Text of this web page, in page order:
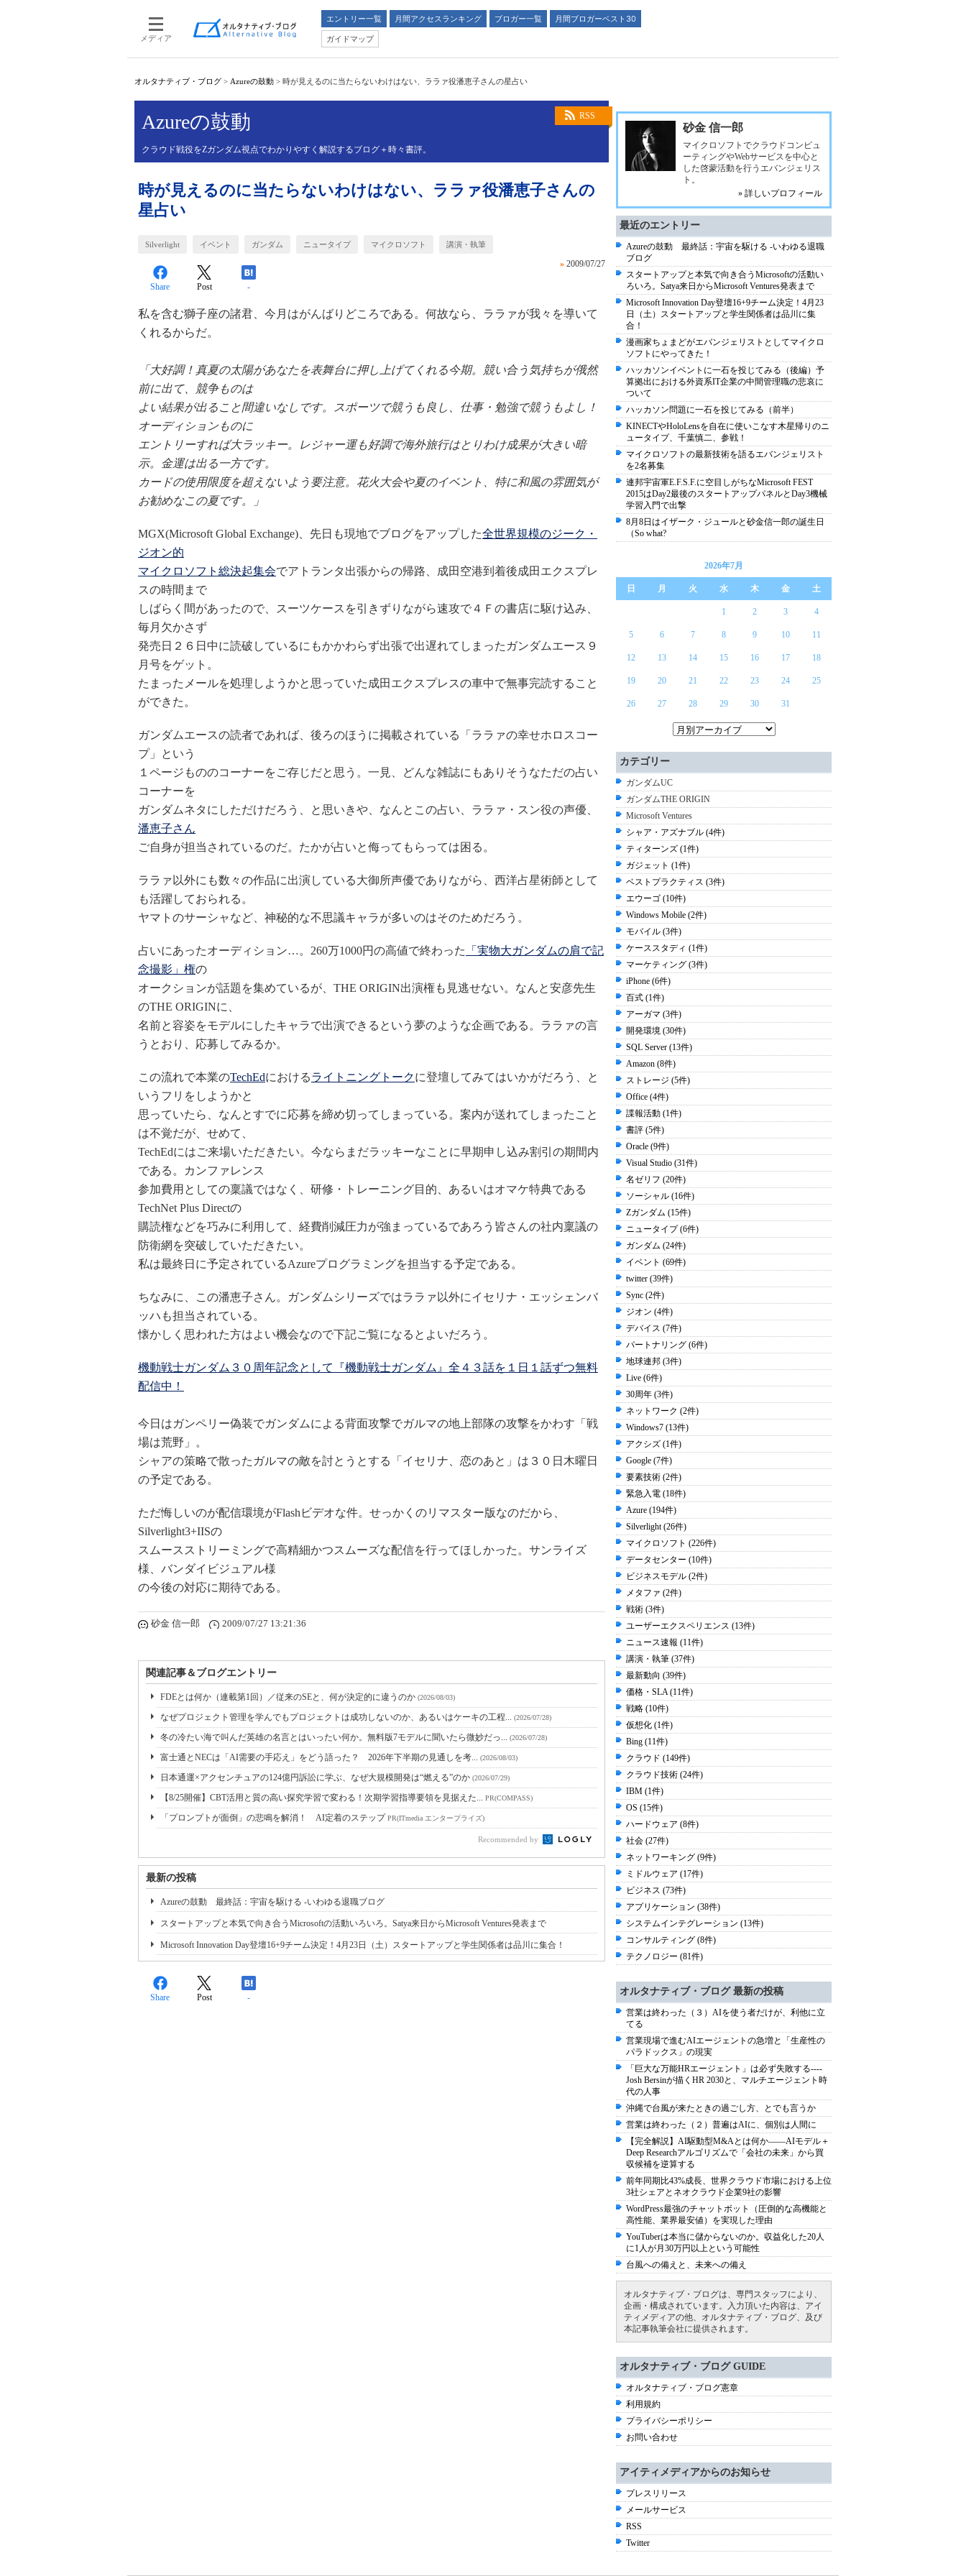
メディア
エントリー一覧 月間アクセスランキング ブロガー一覧
月間ブロガーベスト30
ガイドマップ
オルタナティブ・ブログ > Azureの鼓動 > 時が見えるのに当たらないわけはない、ララァ役潘恵子さんの星占い
RSS
Azureの鼓動
クラウド戦役をZガンダム視点でわかりやすく解説するブログ＋時々書評。
時が見えるのに当たらないわけはない、ララァ役潘恵子さんの
星占い
Silverlight イベント ガンダム ニュータイプ マイクロソフト 講演・執筆
» 2009/07/27
Share Post -
私を含む獅子座の諸君、今月はがんばりどころである。何故なら、ララァが我々を導いて
くれるからだ。
「大好調！真夏の太陽があなたを表舞台に押し上げてくれる今期。競い合う気持ちが俄然
前に出て、競争ものは
よい結果が出ること間違いなしです。スポーツで競うも良し、仕事・勉強で競うもよし！
オーディションものに
エントリーすれば大ラッキー。レジャー運も好調で海外旅行はとりわけ成果が大きい暗
示。金運は出る一方です。
カードの使用限度を超えないよう要注意。花火大会や夏のイベント、特に和風の雰囲気が
お勧めなこの夏です。」
MGX(Microsoft Global Exchange)、先日も現地でブログをアップした全世界規模のジーク・
ジオン的
マイクロソフト総決起集会でアトランタ出張からの帰路、成田空港到着後成田エクスプレ
スの時間まで
しばらく間があったので、スーツケースを引きずりながら速攻で４Ｆの書店に駆け込み、
毎月欠かさず
発売日２６日中に読破しているにもかかわらず出張で出遅れてしまったガンダムエース９
月号をゲット。
たまったメールを処理しようかと思っていた成田エクスプレスの車中で無事完読すること
ができた。
ガンダムエースの読者であれば、後ろのほうに掲載されている「ララァの幸せホロスコー
プ」という
１ページもののコーナーをご存じだと思う。一見、どんな雑誌にもありそうなただの占い
コーナーを
ガンダムネタにしただけだろう、と思いきや、なんとこの占い、ララァ・スン役の声優、
潘恵子さん
ご自身が担当されているのだ。たかが占いと侮ってもらっては困る。
ララァ以外にも数々の作品に出演している大御所声優でありながら、西洋占星術師として
も活躍しておられる。
ヤマトのサーシャなど、神秘的な不思議キャラが多いのはそのためだろう。
占いにあったオーディション…。260万1000円の高値で終わった
「実物大ガンダムの肩で記
念撮影」権の
オークションが話題を集めているが、THE ORIGIN出演権も見逃せない。なんと安彦先生
のTHE ORIGINに、
名前と容姿をモデルにしたキャラで出演できるという夢のような企画である。ララァの言
うとおり、応募してみるか。
この流れで本業のTechEdにおけるライトニングトークに登壇してみてはいかがだろう、と
いうフリをしようかと
思っていたら、なんとすでに応募を締め切ってしまっている。案内が送れてしまったこと
は不覚だが、せめて、
TechEdにはご来場いただきたい。今ならまだラッキーなことに早期申し込み割引の期間内
である。カンファレンス
参加費用としての稟議ではなく、研修・トレーニング目的、あるいはオマケ特典である
TechNet Plus Directの
購読権などを巧みに利用して、経費削減圧力が強まっているであろう皆さんの社内稟議の
防衛網を突破していただきたい。
私は最終日に予定されているAzureプログラミングを担当する予定である。
ちなみに、この潘恵子さん。ガンダムシリーズではララァ以外にイセリナ・エッシェンバ
ッハも担当されている。
懐かしく思われた方はよい機会なので下記ご覧になるとよいだろう。
機動戦士ガンダム３０周年記念として『機動戦士ガンダム』全４３話を１日１話ずつ無料
配信中！
今日はガンペリー偽装でガンダムによる背面攻撃でガルマの地上部隊の攻撃をかわす「戦
場は荒野」。
シャアの策略で散ったガルマの敵を討とうとする「イセリナ、恋のあと」は３０日木曜日
の予定である。
ただ悔しいのが配信環境がFlashビデオな件。せっかくのリマスター版なのだから、
Silverlight3+IISの
スムースストリーミングで高精細かつスムーズな配信を行ってほしかった。サンライズ
様、バンダイビジュアル様
の今後の対応に期待である。
砂金 信一郎 2009/07/27 13:21:36
関連記事＆ブログエントリー
FDEとは何か（連載第1回）／従来のSEと、何が決定的に違うのか (2026/08/03)
なぜプロジェクト管理を学んでもプロジェクトは成功しないのか、あるいはケーキの工程... (2026/07/28)
冬の冷たい海で叫んだ英雄の名言とはいったい何か。無料版7モデルに聞いたら微妙だっ... (2026/07/28)
富士通とNECは「AI需要の手応え」をどう語った？ 2026年下半期の見通しを考... (2026/08/03)
日本通運×アクセンチュアの124億円訴訟に学ぶ、なぜ大規模開発は“燃える”のか (2026/07/29)
【8/25開催】CBT活用と質の高い探究学習で変わる！次期学習指導要領を見据えた... PR(COMPASS)
「プロンプトが面倒」の悲鳴を解消！ AI定着のステップPR(ITmedia エンタープライズ)
Recommended by
最新の投稿
Azureの鼓動 最終話：宇宙を駆ける -いわゆる退職ブログ
スタートアップと本気で向き合うMicrosoftの活動いろいろ。Satya来日からMicrosoft Ventures発表まで
Microsoft Innovation Day登壇16+9チーム決定！4月23日（土）スタートアップと学生関係者は品川に集合！
Share Post -
砂金 信一郎
マイクロソフトでクラウドコンピュ
ーティングやWebサービスを中心と
した啓蒙活動を行うエバンジェリス
ト。
» 詳しいプロフィール
最近のエントリー
Azureの鼓動 最終話：宇宙を駆ける -いわゆる退職
ブログ
スタートアップと本気で向き合うMicrosoftの活動い
ろいろ。Satya来日からMicrosoft Ventures発表まで
Microsoft Innovation Day登壇16+9チーム決定！4月23
日（土）スタートアップと学生関係者は品川に集
合！
漫画家ちょまどがエバンジェリストとしてマイクロ
ソフトにやってきた！
ハッカソンイベントに一石を投じてみる（後編）予
算拠出における外資系IT企業の中間管理職の悲哀に
ついて
ハッカソン問題に一石を投じてみる（前半）
KINECTやHoloLensを自在に使いこなす木星帰りのニ
ュータイプ、千葉慎二、参戦！
マイクロソフトの最新技術を語るエバンジェリスト
を2名募集
連邦宇宙軍E.F.S.F.に空目しがちなMicrosoft FEST
2015はDay2最後のスタートアップパネルとDay3機械
学習入門で出撃
8月8日はイザーク・ジュールと砂金信一郎の誕生日
（So what?
2026年7月
日 月 火 水 木 金 土
1 2 3 4
5 6 7 8 9 10 11
12 13 14 15 16 17 18
19 20 21 22 23 24 25
26 27 28 29 30 31
カテゴリー
ガンダムUC
ガンダムTHE ORIGIN
Microsoft Ventures
シャア・アズナブル (4件)
ティターンズ (1件)
ガジェット (1件)
ベストプラクティス (3件)
エウーゴ (10件)
Windows Mobile (2件)
モバイル (3件)
ケーススタディ (1件)
マーケティング (3件)
iPhone (6件)
百式 (1件)
アーガマ (3件)
開発環境 (30件)
SQL Server (13件)
Amazon (8件)
ストレージ (5件)
Office (4件)
諜報活動 (1件)
書評 (5件)
Oracle (9件)
Visual Studio (31件)
名ゼリフ (20件)
ソーシャル (16件)
Zガンダム (15件)
ニュータイプ (6件)
ガンダム (24件)
イベント (69件)
twitter (39件)
Sync (2件)
ジオン (4件)
デバイス (7件)
パートナリング (6件)
地球連邦 (3件)
Live (6件)
30周年 (3件)
ネットワーク (2件)
Windows7 (13件)
アクシズ (1件)
Google (7件)
要素技術 (2件)
緊急入電 (18件)
Azure (194件)
Silverlight (26件)
マイクロソフト (226件)
データセンター (10件)
ビジネスモデル (2件)
メタファ (2件)
戦術 (3件)
ユーザーエクスペリエンス (13件)
ニュース速報 (11件)
講演・執筆 (37件)
最新動向 (39件)
価格・SLA (11件)
戦略 (10件)
仮想化 (1件)
Bing (11件)
クラウド (149件)
クラウド技術 (24件)
IBM (1件)
OS (15件)
ハードウェア (8件)
社会 (27件)
ネットワーキング (9件)
ミドルウェア (17件)
ビジネス (73件)
アプリケーション (38件)
システムインテグレーション (13件)
コンサルティング (8件)
テクノロジー (81件)
オルタナティブ・ブログ 最新の投稿
営業は終わった（３）AIを使う者だけが、利他に立
てる
営業現場で進むAIエージェントの急増と「生産性の
パラドックス」の現実
「巨大な万能HRエージェント」は必ず失敗する----
Josh Bersinが描くHR 2030と、マルチエージェント時
代の人事
沖縄で台風が来たときの過ごし方、とでも言うか
営業は終わった（２）普遍はAIに、個別は人間に
【完全解説】AI駆動型M&Aとは何か――AIモデル＋
Deep Researchアルゴリズムで「会社の未来」から買
収候補を逆算する
前年同期比43%成長、世界クラウド市場における上位
3社シェアとネオクラウド企業9社の影響
WordPress最強のチャットボット（圧倒的な高機能と
高性能、業界最安値）を実現した理由
YouTuberは本当に儲からないのか。収益化した20人
に1人が月30万円以上という可能性
台風への備えと、未来への備え
オルタナティブ・ブログは、専門スタッフにより、
企画・構成されています。入力頂いた内容は、アイ
ティメディアの他、オルタナティブ・ブログ、及び
本記事執筆会社に提供されます。
オルタナティブ・ブログ GUIDE
オルタナティブ・ブログ憲章
利用規約
プライバシーポリシー
お問い合わせ
アイティメディアからのお知らせ
プレスリリース
メールサービス
RSS
Twitter